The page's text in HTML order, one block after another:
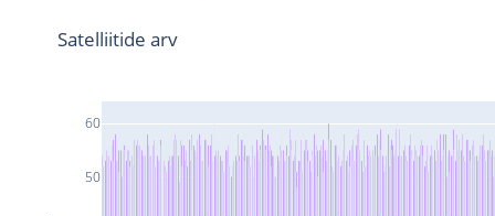
50
60
Satelliitide arv